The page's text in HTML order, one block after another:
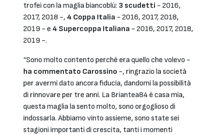
trofei con la maglia biancoblù: 3 scudetti - 2016,
2017, 2018 -, 4 Coppa Italia - 2016, 2017, 2018,
2019 - e 4 Supercoppa Italiana - 2016, 2017, 2018,
2019 -.
“Sono molto contento perché era quello che volevo -
ha commentato Carossino -, ringrazio la società
per avermi dato ancora fiducia, dandomi la possibilità
di rinnovare per tre anni. La Briantea84 è casa mia,
questa maglia la sento molto, sono orgoglioso di
indossarla. Abbiamo vinto assieme, sono state sei
stagioni importanti di crescita, tanti i momenti